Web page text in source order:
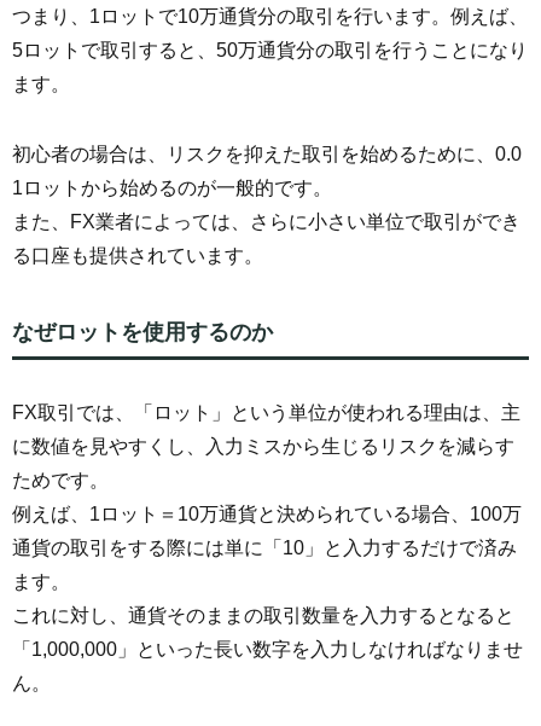
つまり、1ロットで10万通貨分の取引を行います。例えば、
5ロットで取引すると、50万通貨分の取引を行うことになり
ます。
初心者の場合は、リスクを抑えた取引を始めるために、0.0
1ロットから始めるのが一般的です。
また、FX業者によっては、さらに小さい単位で取引ができ
る口座も提供されています。
なぜロットを使用するのか
FX取引では、「ロット」という単位が使われる理由は、主
に数値を見やすくし、入力ミスから生じるリスクを減らす
ためです。
例えば、1ロット＝10万通貨と決められている場合、100万
通貨の取引をする際には単に「10」と入力するだけで済み
ます。
これに対し、通貨そのままの取引数量を入力するとなると
「1,000,000」といった長い数字を入力しなければなりませ
ん。